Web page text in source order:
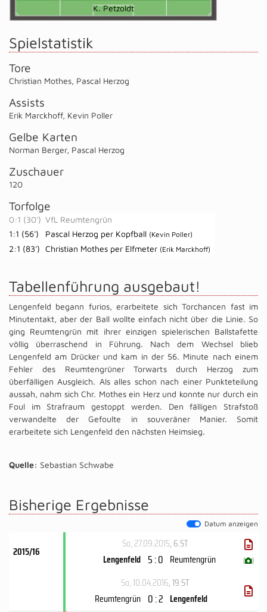
K. Petzoldt
Spielstatistik
Tore
Christian Mothes, Pascal Herzog
Assists
Erik Marckhoff, Kevin Poller
Gelbe Karten
Norman Berger, Pascal Herzog
Zuschauer
120
Torfolge
0:1 (30') VfL Reumtengrün
1:1 (56')
Pascal Herzog per Kopfball (Kevin Poller)
2:1 (83') Christian Mothes per Elfmeter (Erik Marckhoff)
Tabellenführung ausgebaut!
Lengenfeld begann furios, erarbeitete sich Torchancen fast im
Minutentakt, aber der Ball wollte einfach nicht über die Linie. So
ging Reumtengrün mit ihrer einzigen spielerischen Ballstafette
völlig überraschend in Führung. Nach dem Wechsel blieb
Lengenfeld am Drücker und kam in der 56. Minute nach einem
Fehler des Reumtengrüner Torwarts durch Herzog zum
überfälligen Ausgleich. Als alles schon nach einer Punkteteilung
aussah, nahm sich Chr. Mothes ein Herz und konnte nur durch ein
Foul im Strafraum gestoppt werden. Den fälligen Strafstoß
verwandelte der Gefoulte in souveräner Manier. Somit
erarbeitete sich Lengenfeld den nächsten Heimsieg.
Quelle: Sebastian Schwabe
Bisherige Ergebnisse
Datum anzeigen
2015/16
So, 27.09.2015, 6.ST
Lengenfeld 5 : 0 Reumtengrün ( )
So, 10.04.2016, 19.ST
Reumtengrün 0 : 2 Lengenfeld